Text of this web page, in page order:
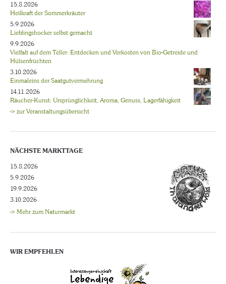
15.8.2026
Heilkraft der Sommerkräuter
5.9.2026
Lieblingshocker selbst gemacht
9.9.2026
Vielfalt auf dem Teller: Entdecken und Verkosten von Bio-Getreide und
Hülsenfrüchten
3.10.2026
Einmaleins der Saatgutvermehrung
14.11.2026
Räucher-Kunst: Ursprünglichkeit, Aroma, Genuss, Lagerfähigkeit
-> zur Veranstaltungsübersicht
NÄCHSTE MARKTTAGE
15.8.2026
5.9.2026
19.9.2026
3.10.2026
-> Mehr zum Naturmarkt
WIR EMPFEHLEN